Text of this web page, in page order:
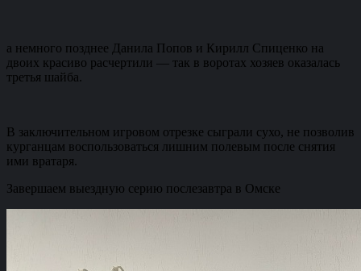
а немного позднее Данила Попов и Кирилл Спиценко на
двоих красиво расчертили — так в воротах хозяев оказалась
третья шайба.
В заключительном игровом отрезке сыграли сухо, не позволив
курганцам воспользоваться лишним полевым после снятия
ими вратаря.
Завершаем выездную серию послезавтра в Омске